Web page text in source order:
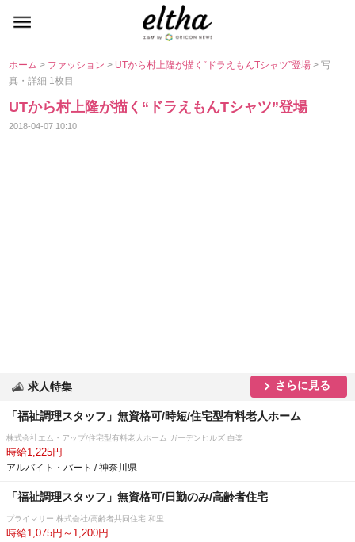
ホーム> ファッション> UTから村上隆が描く“ドラえもんTシャツ”登場> 写
真・詳細 1枚目
UTから村上隆が描く“ドラえもんTシャツ”登場
2018-04-07 10:10
求人特集 さらに見る
「福祉調理スタッフ」無資格可/時短/住宅型有料老人ホーム
株式会社エム・アップ/住宅型有料老人ホーム ガーデンヒルズ 白楽
時給1,225円
アルバイト・パート / 神奈川県
「福祉調理スタッフ」無資格可/日勤のみ/高齢者住宅
プライマリー 株式会社/高齢者共同住宅 和里
時給1,075円～1,200円